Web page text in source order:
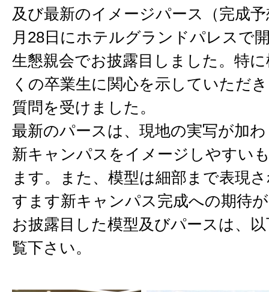
及び最新のイメージパース（完成
月28日にホテルグランドパレスで
生懇親会でお披露目しました。特
くの卒業生に関心を示していただ
質問を受けました。
最新のパースは、現地の実写が加
新キャンパスをイメージしやすい
ます。また、模型は細部まで表現
すます新キャンパス完成への期待
お披露目した模型及びパースは、
覧下さい。